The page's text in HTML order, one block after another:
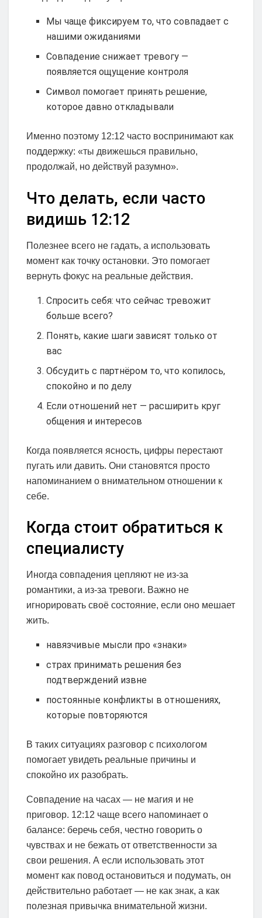
Мы чаще фиксируем то, что совпадает с
нашими ожиданиями
Совпадение снижает тревогу —
появляется ощущение контроля
Символ помогает принять решение,
которое давно откладывали
Именно поэтому 12:12 часто воспринимают как
поддержку: «ты движешься правильно,
продолжай, но действуй разумно».
Что делать, если часто
видишь 12:12
Полезнее всего не гадать, а использовать
момент как точку остановки. Это помогает
вернуть фокус на реальные действия.
Спросить себя: что сейчас тревожит
больше всего?
Понять, какие шаги зависят только от
вас
Обсудить с партнёром то, что копилось,
спокойно и по делу
Если отношений нет — расширить круг
общения и интересов
Когда появляется ясность, цифры перестают
пугать или давить. Они становятся просто
напоминанием о внимательном отношении к
себе.
Когда стоит обратиться к
специалисту
Иногда совпадения цепляют не из-за
романтики, а из-за тревоги. Важно не
игнорировать своё состояние, если оно мешает
жить.
навязчивые мысли про «знаки»
страх принимать решения без
подтверждений извне
постоянные конфликты в отношениях,
которые повторяются
В таких ситуациях разговор с психологом
помогает увидеть реальные причины и
спокойно их разобрать.
Совпадение на часах — не магия и не
приговор. 12:12 чаще всего напоминает о
балансе: беречь себя, честно говорить о
чувствах и не бежать от ответственности за
свои решения. А если использовать этот
момент как повод остановиться и подумать, он
действительно работает — не как знак, а как
полезная привычка внимательной жизни.